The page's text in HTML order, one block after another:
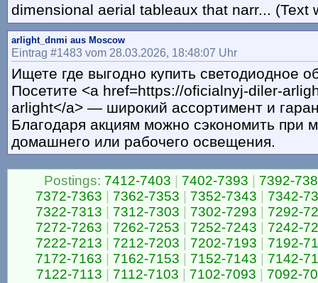
dimensional aerial tableaux that narr...
arlight_dnmi aus Moscow
Eintrag #1483 vom 28.03.2026, 18:48:07 Uhr
Ищете где выгодно купить светодиодное
Посетите <a href=https://oficialnyj-diler-
arlight</a> — широкий ассортимент и
Благодаря акциям можно сэкономить при
домашнего или рабочего освещения.
Postings: 7412-7403 7402-7393
7392-
7372-7363
7362-7353 7352-7343
7342-
7322-7313
7312-7303 7302-7293
7292-
7272-7263
7262-7253 7252-7243
7242-
7222-7213
7212-7203 7202-7193
7192-
7172-7163
7162-7153 7152-7143
7142-
7122-7113
7112-7103 7102-7093
7092-